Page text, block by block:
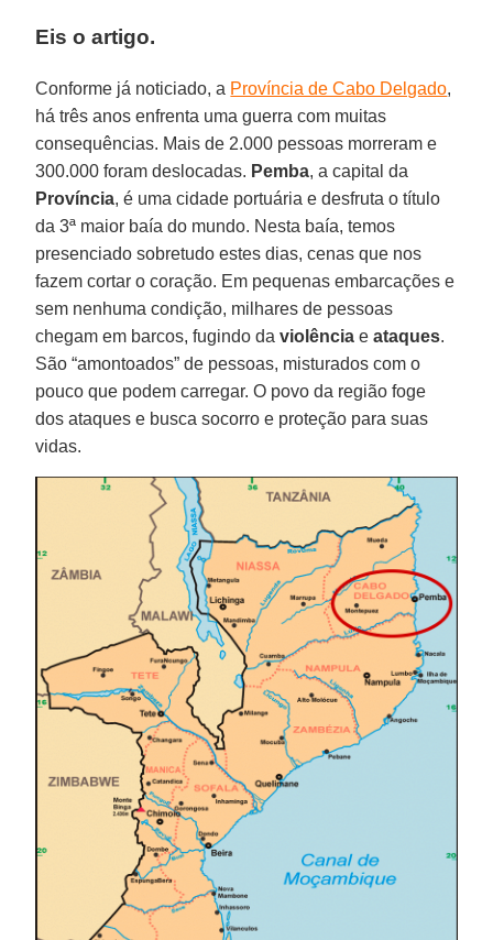
Eis o artigo.
Conforme já noticiado, a Província de Cabo Delgado,
há três anos enfrenta uma guerra com muitas
consequências. Mais de 2.000 pessoas morreram e
300.000 foram deslocadas. Pemba, a capital da
Província, é uma cidade portuária e desfruta o título
da 3ª maior baía do mundo. Nesta baía, temos
presenciado sobretudo estes dias, cenas que nos
fazem cortar o coração. Em pequenas embarcações e
sem nenhuma condição, milhares de pessoas
chegam em barcos, fugindo daviolência eataques.
São “amontoados” de pessoas, misturados com o
pouco que podem carregar. O povo da região foge
dos ataques e busca socorro e proteção para suas
vidas.